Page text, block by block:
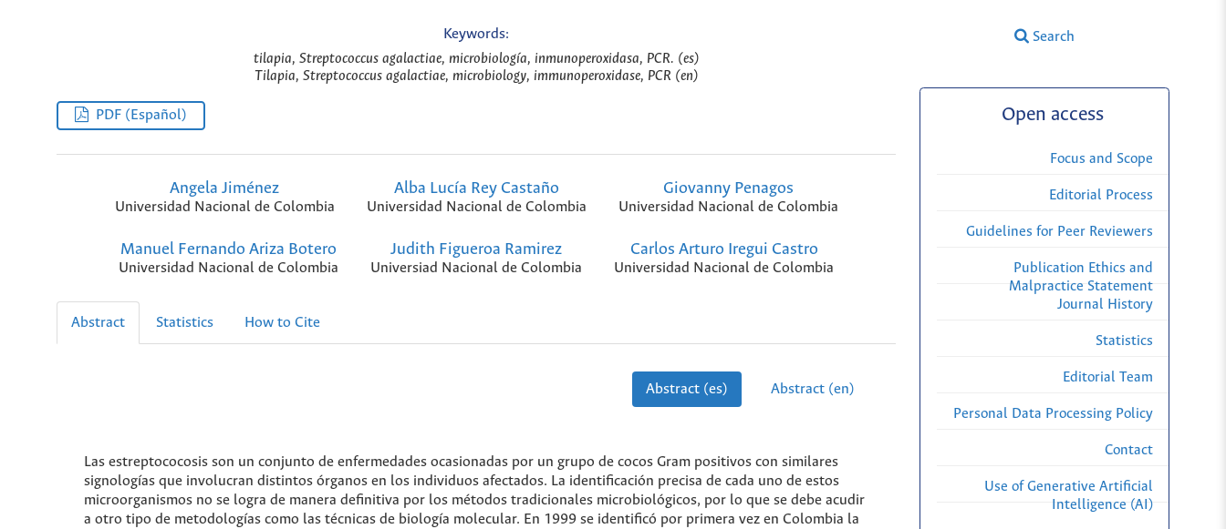
Search
Keywords:
tilapia, Streptococcus agalactiae, microbiología, inmunoperoxidasa, PCR. (es)
Tilapia, Streptococcus agalactiae, microbiology, immunoperoxidase, PCR (en)
PDF (Español)
Angela Jiménez
Universidad Nacional de Colombia
Alba Lucía Rey Castaño
Universidad Nacional de Colombia
Giovanny Penagos
Universidad Nacional de Colombia
Manuel Fernando Ariza Botero
Universidad Nacional de Colombia
Judith Figueroa Ramirez
Universiad Nacional de Colombia
Carlos Arturo Iregui Castro
Universidad Nacional de Colombia
Abstract Statistics How to Cite
Abstract (es) Abstract (en)
Las estreptococosis son un conjunto de enfermedades ocasionadas por un grupo de cocos Gram positivos con similares
signologías que involucran distintos órganos en los individuos afectados. La identificación precisa de cada uno de estos
microorganismos no se logra de manera definitiva por los métodos tradicionales microbiológicos, por lo que se debe acudir
a otro tipo de metodologías como las técnicas de biología molecular. En 1999 se identificó por primera vez en Colombia la
Open access
Focus and Scope
Editorial Process
Guidelines for Peer Reviewers
Publication Ethics and
Malpractice Statement
Journal History
Statistics
Editorial Team
Personal Data Processing Policy
Contact
Use of Generative Artificial
Intelligence (AI)